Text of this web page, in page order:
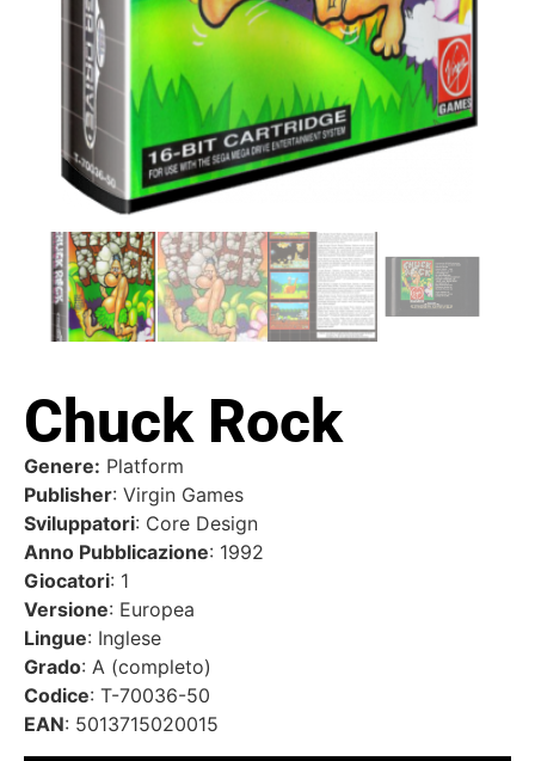
Chuck Rock
Genere: Platform
Publisher: Virgin Games
Sviluppatori: Core Design
Anno Pubblicazione: 1992
Giocatori: 1
Versione: Europea
Lingue: Inglese
Grado: A (completo)
Codice: T-70036-50
EAN: 5013715020015